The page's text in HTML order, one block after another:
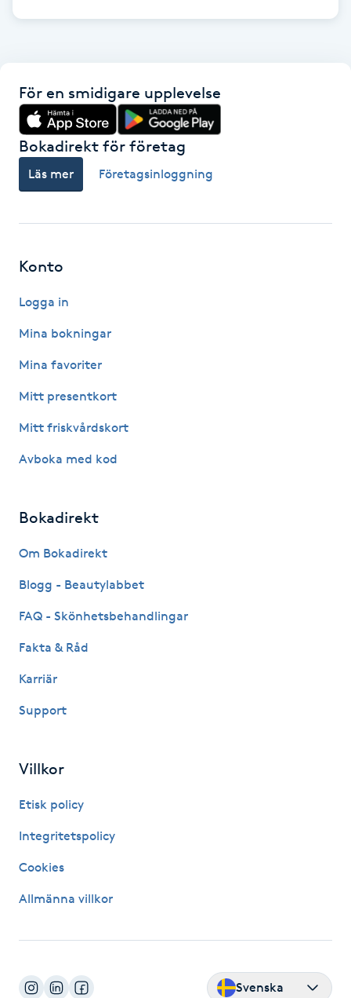
Headspa
Healing
Herrklippning
Hollywood Peel
Hot Stone Massage
Hudföryngring
Huduppstramning
Hyaluronsyra
Hypnos
Hårborttagning
Hälsa
Hälsprickor
Idrottsmassage
IPL
För en smidigare upplevelse
Bokadirekt för företag
Läs mer Företagsinloggning
Konto
Logga in
Mina bokningar
Mina favoriter
Mitt presentkort
Mitt friskvårdskort
Avboka med kod
Bokadirekt
Om Bokadirekt
Blogg - Beautylabbet
FAQ - Skönhetsbehandlingar
Fakta & Råd
Karriär
Support
Villkor
Etisk policy
Integritetspolicy
Cookies
Allmänna villkor
Svenska